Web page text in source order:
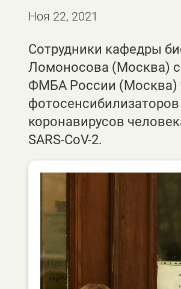
Ноя 22, 2021
Сотрудники кафедры
Ломоносова (Москва)
ФМБА России (Москва)
коронавирусов
SARS-CoV-2.